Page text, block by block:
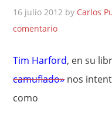
16 julio 2012 by Carlos
comentario
Tim Harford, en su
camuflado»nos
como